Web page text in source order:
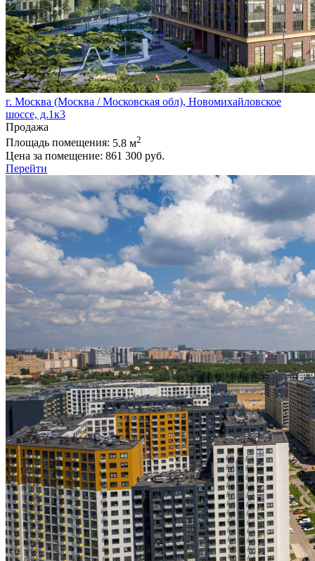
г. Москва (Москва / Московская обл), Новомихайловское
шоссе, д.1к3
Продажа
Площадь помещения: 5.8 м2
Цена за помещение: 861 300 руб.
Перейти